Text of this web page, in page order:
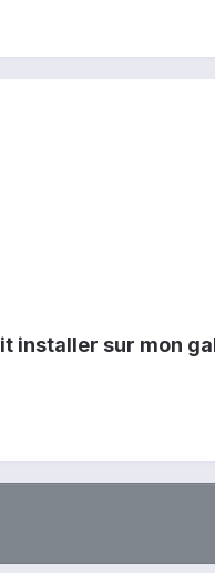
installer sur mon